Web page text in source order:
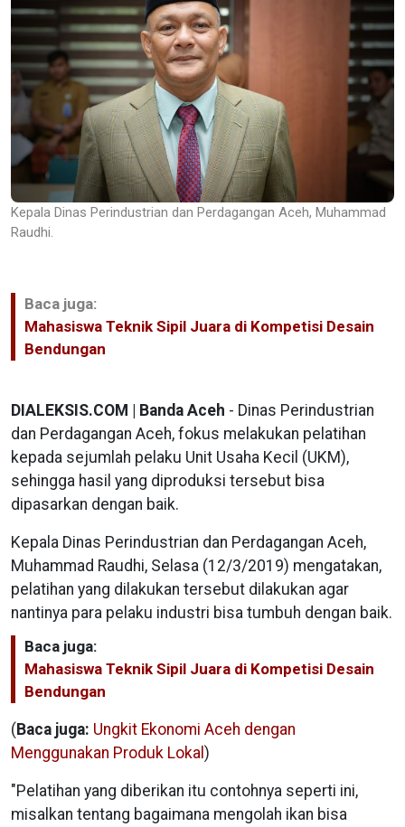
Kepala Dinas Perindustrian dan Perdagangan Aceh, Muhammad
Raudhi.
Baca juga:
Mahasiswa Teknik Sipil Juara di Kompetisi Desain
Bendungan
DIALEKSIS.COM | Banda Aceh - Dinas Perindustrian
dan Perdagangan Aceh, fokus melakukan pelatihan
kepada sejumlah pelaku Unit Usaha Kecil (UKM),
sehingga hasil yang diproduksi tersebut bisa
dipasarkan dengan baik.
Kepala Dinas Perindustrian dan Perdagangan Aceh,
Muhammad Raudhi, Selasa (12/3/2019) mengatakan,
pelatihan yang dilakukan tersebut dilakukan agar
nantinya para pelaku industri bisa tumbuh dengan baik.
Baca juga:
Mahasiswa Teknik Sipil Juara di Kompetisi Desain
Bendungan
(Baca juga: Ungkit Ekonomi Aceh dengan
Menggunakan Produk Lokal )
"Pelatihan yang diberikan itu contohnya seperti ini,
misalkan tentang bagaimana mengolah ikan bisa